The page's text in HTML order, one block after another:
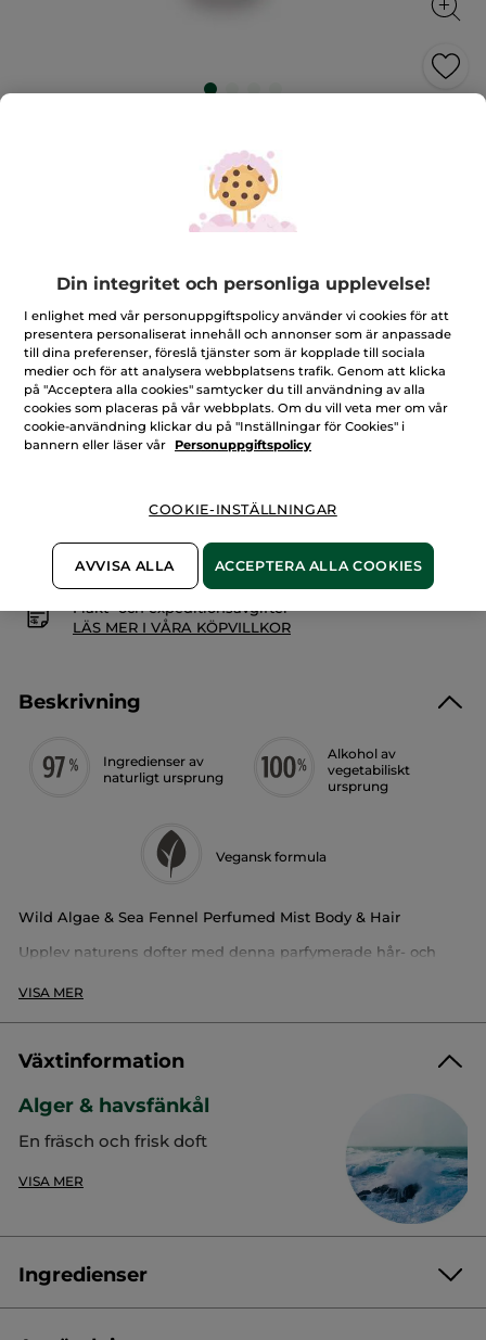
havsfänkål
Friskt doftande spray för kropp och hår
100 ml
av
stjärnor.
recensioner
för
Kropps-
och
hårmist
-
Alger
&
havsfänkål
179,00 Kr
Antal
LÄGG I VARUKORGEN
Levereras från La Gacilly, Frankrike
100% nöjd eller pengarna tillbaka
Frakt- och expeditionsavgifter
LÄS MER I VÅRA KÖPVILLKOR
Beskrivning
Ingredienser av
naturligt ursprung
Alkohol av
vegetabiliskt
ursprung
Vegansk formula
Wild Algae & Sea Fennel Perfumed Mist Body & Hair
Upplev naturens dofter med denna parfymerade hår- och
som för tankarna till grön te, bergamott och marina toner av
salt hav.
Artikelnummer: 67697
VISA MER
Växtinformation
Alger & havsfänkål
En fräsch och frisk doft
VISA MER
Ingredienser
Din integritet och personliga upplevelse!
I enlighet med vår personuppgiftspolicy använder vi cookies för att
presentera personaliserat innehåll och annonser som är anpassade
till dina preferenser, föreslå tjänster som är kopplade till sociala
medier och för att analysera webbplatsens trafik. Genom att klicka
på "Acceptera alla cookies" samtycker du till användning av alla
cookies som placeras på vår webbplats. Om du vill veta mer om vår
cookie-användning klickar du på "Inställningar för Cookies" i
bannern eller läser vår
Personuppgiftspolicy
COOKIE-INSTÄLLNINGAR
AVVISA ALLA ACCEPTERA ALLA COOKIES